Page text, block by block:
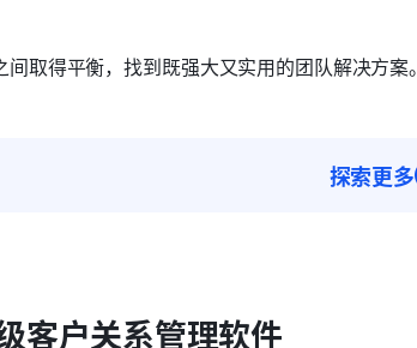
取得平衡，找到既强大又实用的团队解决方案。
探索更多
客户关系管理软件